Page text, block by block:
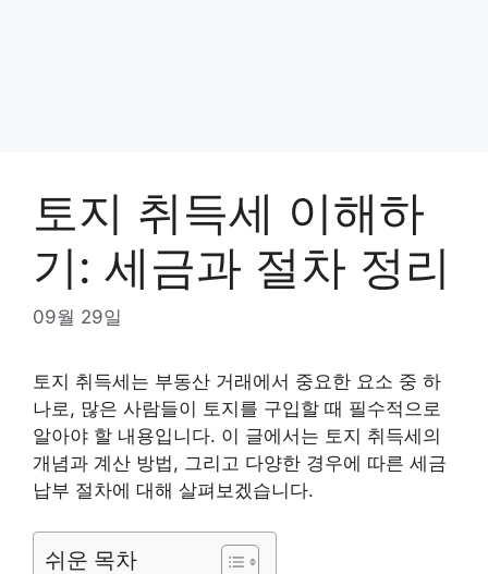
토지 취득세 이해하
기: 세금과 절차 정리
09월 29일
토지 취득세는 부동산 거래에서 중요한 요소 중 하
나로, 많은 사람들이 토지를 구입할 때 필수적으로
알아야 할 내용입니다. 이 글에서는 토지 취득세의
개념과 계산 방법, 그리고 다양한 경우에 따른 세금
납부 절차에 대해 살펴보겠습니다.
쉬운 목차